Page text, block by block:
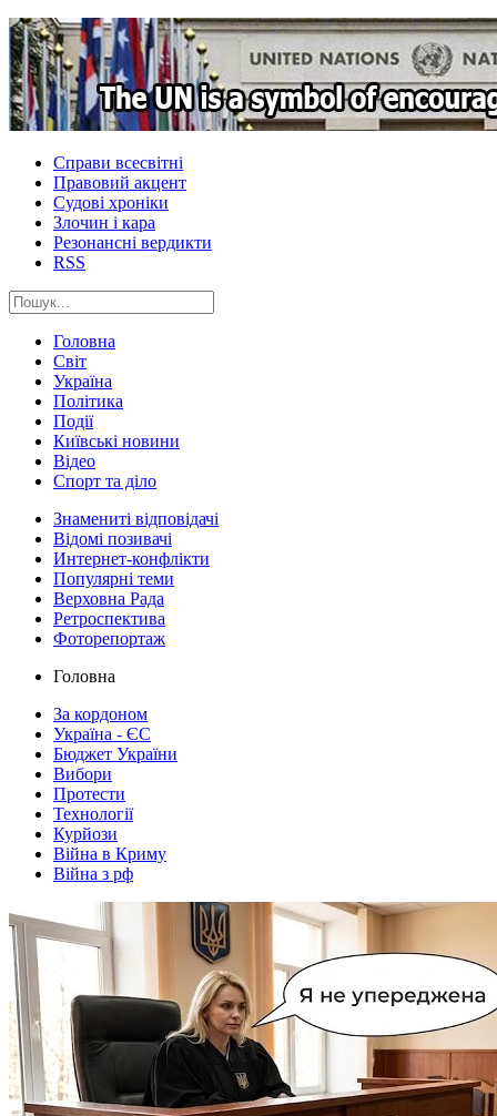
Справи всесвітні
Правовий акцент
Судові хроніки
Злочин і кара
Резонансні вердикти
RSS
Головна
Світ
Україна
Політика
Події
Київські новини
Відео
Спорт та діло
Знамениті відповідачі
Відомі позивачі
Интернет-конфлікти
Популярні теми
Верховна Рада
Ретроспектива
Фоторепортаж
Головна
За кордоном
Україна - ЄС
Бюджет України
Вибори
Протести
Технології
Курйози
Війна в Криму
Війна з рф